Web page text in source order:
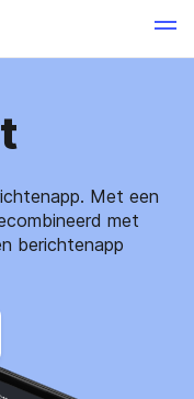
Met een
met
berichtenapp